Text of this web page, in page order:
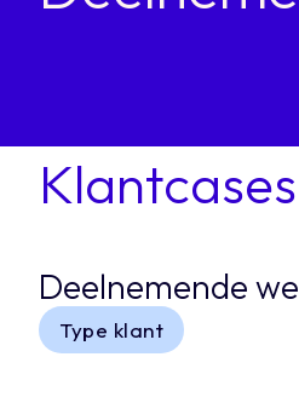
Klantcases
Deelnemende
Type klant